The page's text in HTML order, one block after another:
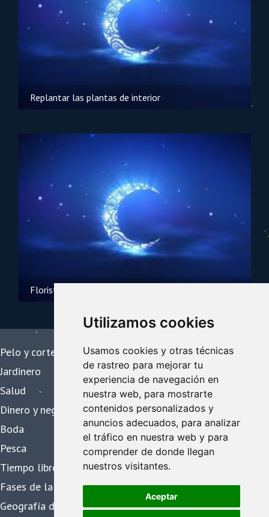
Utilizamos cookies
Usamos cookies y otras técnicas
de rastreo para mejorar tu
experiencia de navegación en
nuestra web, para mostrarte
contenidos personalizados y
anuncios adecuados, para analizar
el tráfico en nuestra web y para
comprender de donde llegan
nuestros visitantes.
Aceptar
Replantar las plantas de interior
Floristería
Pelo y cortes de pelo
Jardinero
Salud
Dinero y negocios
Boda
Pesca
Tiempo libre
Fases de la luna
Geografía de la luna